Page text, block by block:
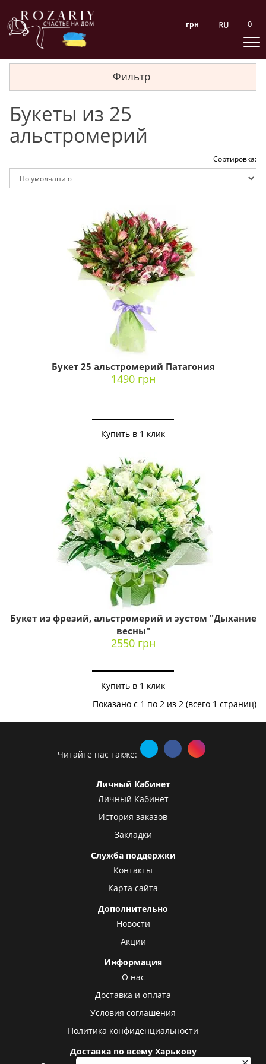
грн 0
Фильтр
Букеты из 25
альстромерий
Сортировка:
Букет 25 альстромерий Патагония
1490 грн
Купить в 1 клик
Букет из фрезий, альстромерий и эустом "Дыхание
весны"
2550 грн
Купить в 1 клик
Показано с 1 по 2 из 2 (всего 1 страниц)
Читайте нас также:
Личный Кабинет
Личный Кабинет
История заказов
Закладки
Служба поддержки
Контакты
Карта сайта
Дополнительно
Новости
Акции
Информация
О нас
Доставка и оплата
Условия соглашения
Политика конфиденциальности
Доставка по всему Харькову